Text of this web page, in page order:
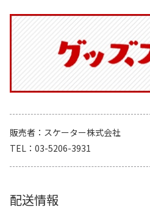
販売者
スケーター株式会社
TEL
03-5206-3931
配送情報